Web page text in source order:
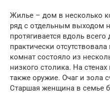
Жилье – дом в несколько
ряд с отдельным выходом
протягивается вдоль
практически
комнат состояло из
низкого столика. На
также оружие. Очаг и зола
Старшая женщина в семье